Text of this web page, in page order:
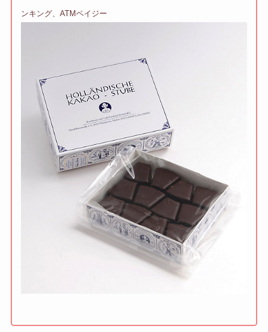
ンキング、ATMペイジー